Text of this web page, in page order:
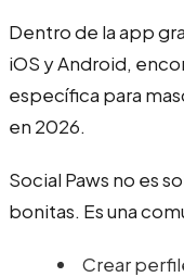
Dentro de la app
iOS y Android,
específica para
en 2026.
Social Paws no es
bonitas. Es una
Crear